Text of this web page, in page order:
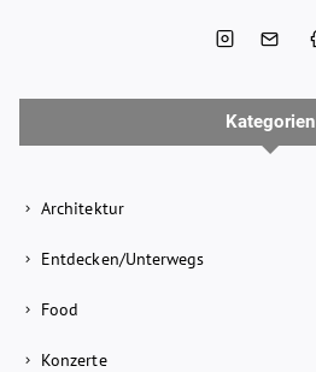
Kategorien
Architektur
Entdecken/Unterwegs
Food
Konzerte